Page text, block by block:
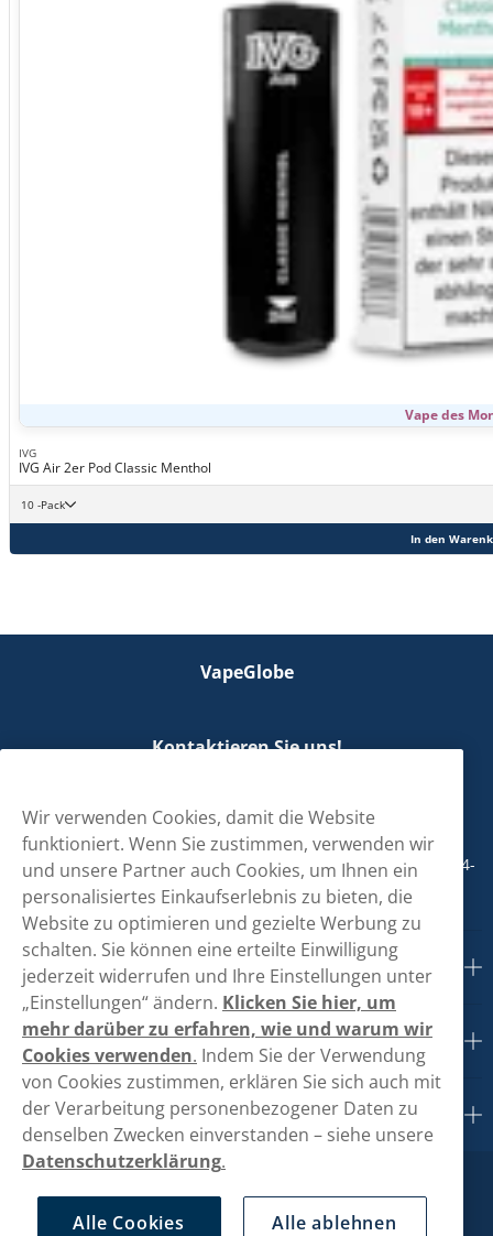
Vape des
IVG
IVG Air 2er Pod Classic Menthol
10 -Pack
In den
VapeGlobe
Kontaktieren Sie uns!
+498001800890
Mo/Di/Fr: 09-17 Uhr (Pause 12-13) Mi/Do: 10-19 Uhr (Pause 14-
15)
Kundendienst
Links
Über uns
Wir verwenden Cookies, damit die Website
funktioniert. Wenn Sie zustimmen, verwenden wir
und unsere Partner auch Cookies, um Ihnen ein
personalisiertes Einkaufserlebnis zu bieten, die
Website zu optimieren und gezielte Werbung zu
schalten. Sie können eine erteilte Einwilligung
jederzeit widerrufen und Ihre Einstellungen unter
„Einstellungen“ ändern. Klicken Sie hier, um
mehr darüber zu erfahren, wie und warum wir
Cookies verwenden. Indem Sie der Verwendung
von Cookies zustimmen, erklären Sie sich auch mit
der Verarbeitung personenbezogener Daten zu
denselben Zwecken einverstanden – siehe unsere
Datenschutzerklärung.
Alle Cookies
Alle ablehnen